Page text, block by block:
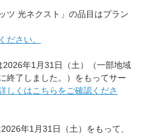
ツ 光ネクスト」の品目はプラン
ださい。
年1月31日（土）（一部地域
終了しました。）をもってサー
しくはこちらをご確認くださ
年1月31日（土）をもって、